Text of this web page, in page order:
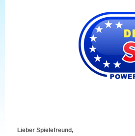
Lieber Spielefreund,